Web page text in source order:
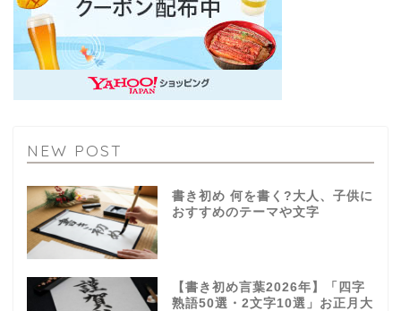
NEW POST
書き初め 何を書く?大人、子供に
おすすめのテーマや文字
【書き初め言葉2026年】「四字
熟語50選・2文字10選」お正月大